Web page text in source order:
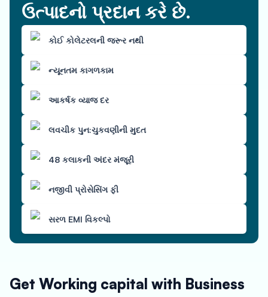
ઉત્પાદનો પ્રદાન કરે છે.
કોઈ કોલેટરલની જરૂર નથી
ન્યૂનતમ કાગળકામ
આકર્ષક વ્યાજ દર
લવચીક પુન:ચુકવણીની મુદત
48 કલાકની અંદર મંજૂરી
નજીવી પ્રોસેસિંગ ફી
સરળ EMI વિકલ્પો
Get Working capital with Business